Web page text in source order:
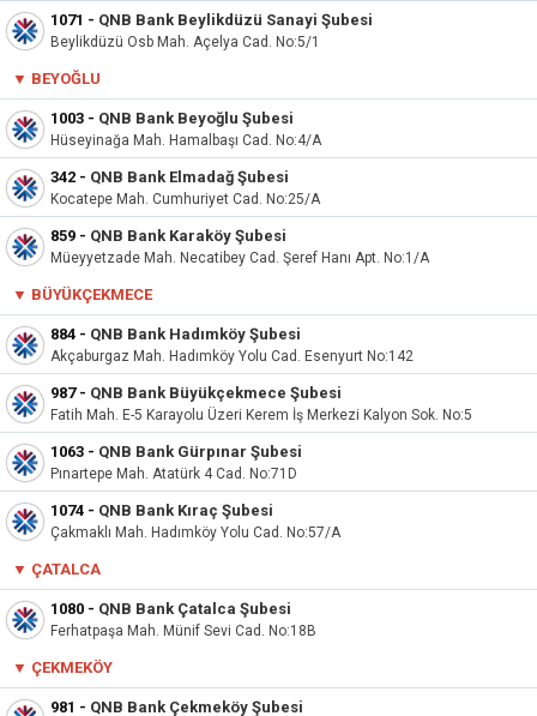
1071 - QNB Bank Beylikdüzü Sanayi Şubesi
Beylikdüzü Osb Mah. Açelya Cad. No:5/1
▼ BEYOĞLU
1003 - QNB Bank Beyoğlu Şubesi
Hüseyinağa Mah. Hamalbaşı Cad. No:4/A
342 - QNB Bank Elmadağ Şubesi
Kocatepe Mah. Cumhuriyet Cad. No:25/A
859 - QNB Bank Karaköy Şubesi
Müeyyetzade Mah. Necatibey Cad. Şeref Hanı Apt. No:1/A
▼ BÜYÜKÇEKMECE
884 - QNB Bank Hadımköy Şubesi
Akçaburgaz Mah. Hadımköy Yolu Cad. Esenyurt No:142
987- QNB Bank Büyükçekmece Şubesi
Fatih Mah. E-5 Karayolu Üzeri Kerem İş Merkezi Kalyon Sok. No:5
1063 - QNB Bank Gürpınar Şubesi
Pınartepe Mah. Atatürk 4 Cad. No:71D
1074 - QNB Bank Kıraç Şubesi
Çakmaklı Mah. Hadımköy Yolu Cad. No:57/A
▼ ÇATALCA
1080 - QNB Bank Çatalca Şubesi
Ferhatpaşa Mah. Münif Sevi Cad. No:18B
▼ ÇEKMEKÖY
981 - QNB Bank Çekmeköy Şubesi